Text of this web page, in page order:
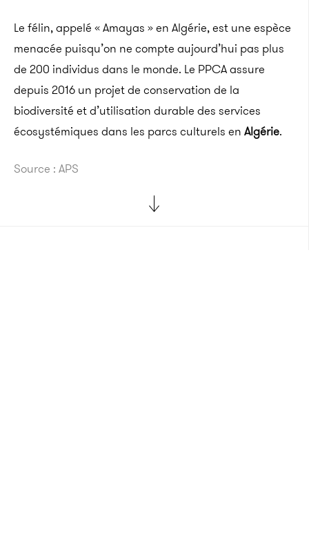
Le félin, appelé « Amayas » en Algérie, est une espèce
menacée puisqu’on ne compte aujourd’hui pas plus
de 200 individus dans le monde. Le PPCA assure
depuis 2016 un projet de conservation de la
biodiversité et d’utilisation durable des services
écosystémiques dans les parcs culturels en Algérie.
Source : APS